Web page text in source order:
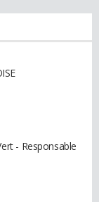
- Responsable